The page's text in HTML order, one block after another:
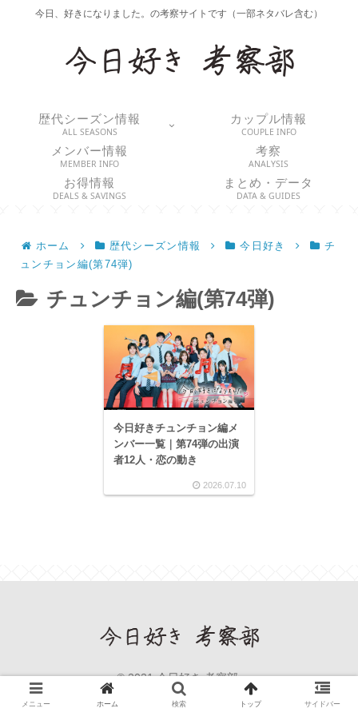
今日、好きになりました。の考察サイトです（一部ネタバレ含む）
歴代シーズン情報
ALL SEASONS
カップル情報
COUPLE INFO
メンバー情報
MEMBER INFO
考察
ANALYSIS
お得情報
DEALS & SAVINGS
まとめ・データ
DATA & GUIDES
ホーム 歴代シーズン情報 今日好き
チ
ュンチョン編(第74弾)
チュンチョン編(第74弾)
今日好きチュンチョン編メ
ンバー一覧｜第74弾の出演
者12人・恋の動き
2026.07.10
© 2021 今日好き 考察部.
メニュー ホーム 検索 トップ サイドバー